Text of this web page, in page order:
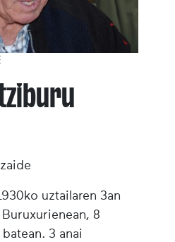
uztailaren 3an
8
3 anai